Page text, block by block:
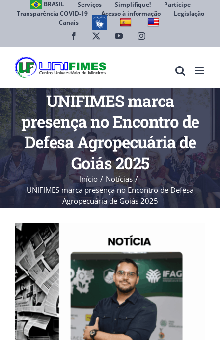
BRASIL Serviços Simplifique!
Participe
Transparência COVID-19
Acesso à informação
Legislação
Canais
Facebook YouTubeInstagram
UNIFIMES marca
presença no Encontro de
Defesa Agropecuária de
Goiás 2025
Início
Notícias
UNIFIMES marca presença no Encontro de Defesa
Agropecuária de Goiás 2025
View
Larger
Image